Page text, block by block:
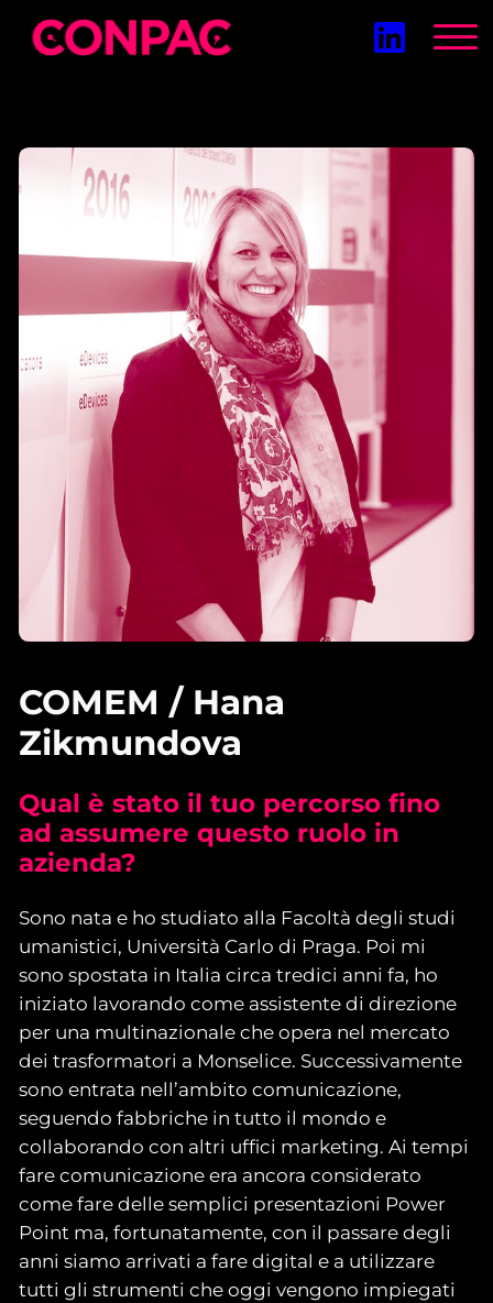
COMEM / Hana
Zikmundova
Qual è stato il tuo percorso fino
ad assumere questo ruolo in
azienda?
Sono nata e ho studiato alla Facoltà degli studi
umanistici, Università Carlo di Praga. Poi mi
sono spostata in Italia circa tredici anni fa, ho
iniziato lavorando come assistente di direzione
per una multinazionale che opera nel mercato
dei trasformatori a Monselice. Successivamente
sono entrata nell’ambito comunicazione,
seguendo fabbriche in tutto il mondo e
collaborando con altri uffici marketing. Ai tempi
fare comunicazione era ancora considerato
come fare delle semplici presentazioni Power
Point ma, fortunatamente, con il passare degli
anni siamo arrivati a fare digital e a utilizzare
tutti gli strumenti che oggi vengono impiegati